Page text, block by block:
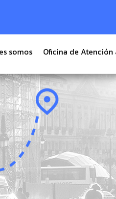
somos Oficina de